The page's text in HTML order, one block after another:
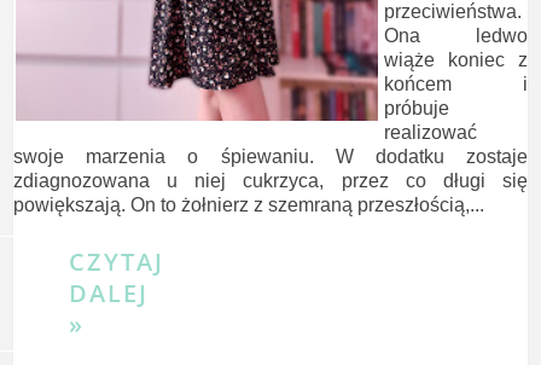
przeciwieństwa.
Ona ledwo
wiąże koniec z
końcem i
próbuje
realizować
swoje marzenia o śpiewaniu. W dodatku zostaje
zdiagnozowana u niej cukrzyca, przez co długi się
powiększają. On to żołnierz z szemraną przeszłością,...
CZYTAJ
DALEJ
»